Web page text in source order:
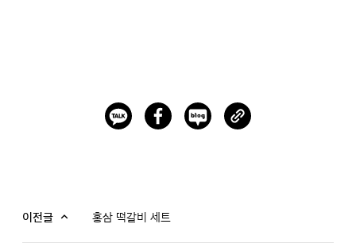
이전글 홍삼 떡갈비 세트